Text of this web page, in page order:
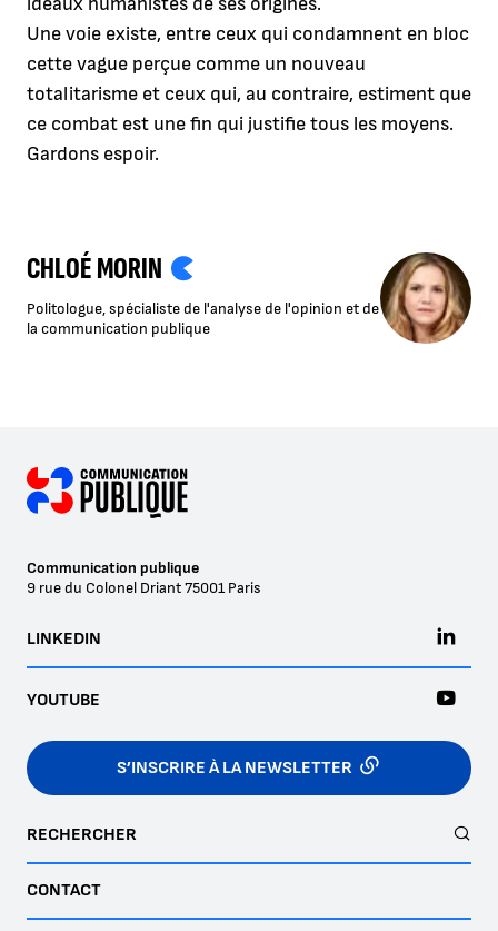
Une voie existe, entre ceux qui condamnent en bloc
cette vague perçue comme un nouveau
totalitarisme et ceux qui, au contraire, estiment que
ce combat est une fin qui justifie tous les moyens.
Gardons espoir.
CHLOÉ MORIN
Politologue, spécialiste de l'analyse de l'opinion et de
la communication publique
Communication publique
9 rue du Colonel Driant75001 Paris
S’INSCRIRE À LA NEWSLETTER
LINKEDIN
YOUTUBE
RECHERCHER
CONTACT